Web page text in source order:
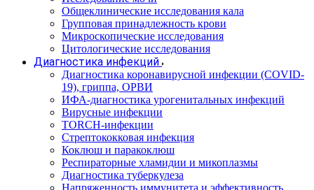
Общеклинические исследования кала
Групповая принадлежность крови
Микроскопические исследования
Цитологические исследования
Диагностика инфекций
Диагностика коронавирусной инфекции (COVID-
19), гриппа, ОРВИ
ИФА-диагностика урогенитальных инфекций
Вирусные инфекции
TORCH-инфекции
Стрептококковая инфекция
Коклюш и паракоклюш
Респираторные хламидии и микоплазмы
Диагностика туберкулеза
Напряженность иммунитета и эффективность